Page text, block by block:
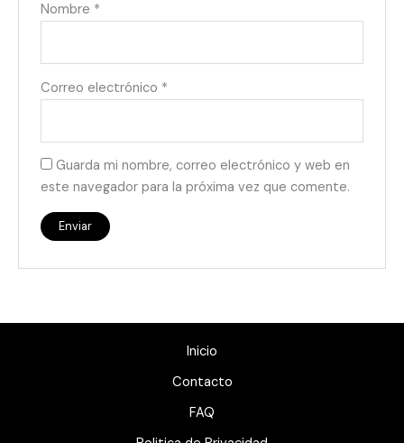
Nombre *
Correo electrónico *
Guarda mi nombre, correo electrónico y web en
este navegador para la próxima vez que comente.
Inicio
Contacto
FAQ